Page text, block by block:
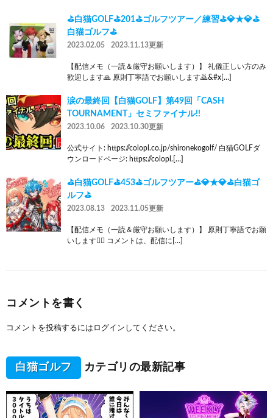
⛳白猫GOLF⛳201⛳ゴルフツアー／練習⛳💎★💎⛳
白猫ゴルフ⛳
2023.02.05 2023.11.13更新
【配信メモ（一読＆厳守お願いします）】 礼儀正しい方のみ
歓迎します🙏 原則丁寧語でお願いします🙇‍&#x[…]
涙の最終回【白猫GOLF】第49回「CASH
TOURNAMENT」セミファイナル!!
2023.10.06 2023.10.30更新
公式サイト: https://colopl.co.jp/shironekogolf/ 白猫GOLFダ
ウンロードページ: https://colopl.[…]
⛳白猫GOLF⛳453⛳ゴルフツアー⛳💎★💎⛳白猫ゴ
ルフ⛳
2023.08.13 2023.11.05更新
【配信メモ（一読＆厳守お願いします）】 原則丁寧語でお願
いします🙇‍♂️ コメントは、配信に[…]
コメントを書く
コメントを投稿するには ログイン してください。
白猫ゴルフ カテゴリの最新記事